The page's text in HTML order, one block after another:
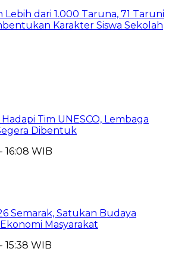
Lebih dari 1.000 Taruna, 71 Taruni
Karakter Siswa Sekolah
Tim UNESCO, Lembaga
Dibentuk
16:08 WIB
Semarak, Satukan Budaya
Masyarakat
15:38 WIB